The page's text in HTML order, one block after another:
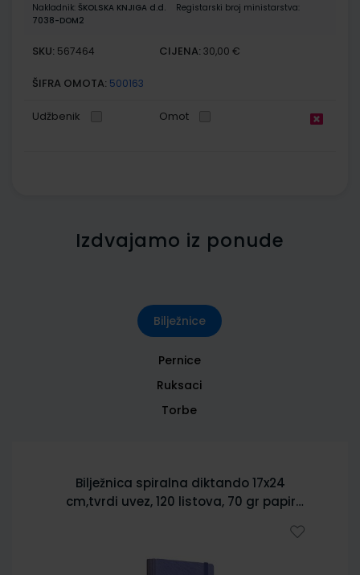
Nakladnik: ŠKOLSKA KNJIGA d.d.
Registarski broj ministarstva:
7038-DOM2
SKU: 567464 CIJENA: 30,00 €
ŠIFRA OMOTA: 500163
Udžbenik Omot
Izdvajamo iz ponude
Bilježnice
Pernice
Ruksaci
Torbe
Bilježnica spiralna diktando 17x24
cm,tvrdi uvez, 120 listova, 70 gr papir